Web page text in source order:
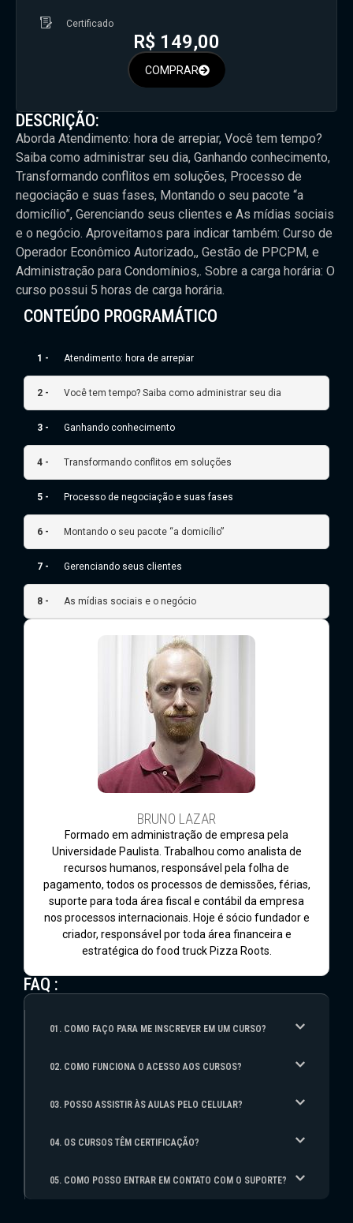
DESCRIÇÃO:
Aborda Atendimento: hora de arrepiar, Você tem tempo?
Saiba como administrar seu dia, Ganhando conhecimento,
Transformando conflitos em soluções, Processo de
negociação e suas fases, Montando o seu pacote “a
domicílio”, Gerenciando seus clientes e As mídias sociais
e o negócio. Aproveitamos para indicar também: Curso de
Operador Econômico Autorizado,, Gestão de PPCPM, e
Administração para Condomínios,. Sobre a carga horária: O
curso possui 5 horas de carga horária.
CONTEÚDO PROGRAMÁTICO
1 - Atendimento: hora de arrepiar
2 - Você tem tempo? Saiba como administrar seu dia
3 - Ganhando conhecimento
4 - Transformando conflitos em soluções
5 - Processo de negociação e suas fases
6 - Montando o seu pacote “a domicílio”
7 - Gerenciando seus clientes
8 - As mídias sociais e o negócio
BRUNO LAZAR
Formado em administração de empresa pela
Universidade Paulista. Trabalhou como analista de
recursos humanos, responsável pela folha de
pagamento, todos os processos de demissões, férias,
suporte para toda área fiscal e contábil da empresa
nos processos internacionais. Hoje é sócio fundador e
criador, responsável por toda área financeira e
estratégica do food truck Pizza Roots.
FAQ :
01. COMO FAÇO PARA ME INSCREVER EM UM CURSO?
02. COMO FUNCIONA O ACESSO AOS CURSOS?
03. POSSO ASSISTIR ÀS AULAS PELO CELULAR?
04. OS CURSOS TÊM CERTIFICAÇÃO?
05. COMO POSSO ENTRAR EM CONTATO COM O SUPORTE?
Certificado
R$ 149,00
COMPRAR